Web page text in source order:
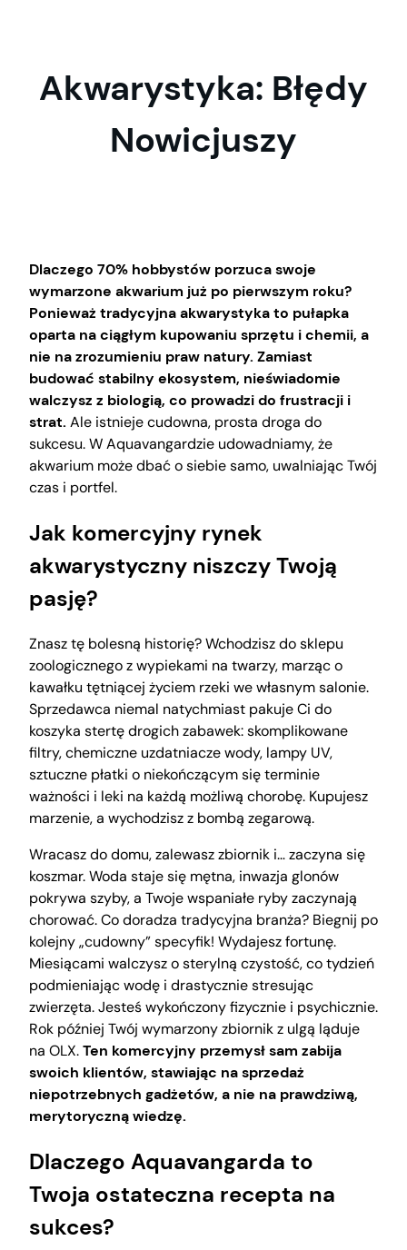
Akwarystyka: Błędy
Nowicjuszy
Dlaczego 70% hobbystów porzuca swoje
wymarzone akwarium już po pierwszym roku?
Ponieważ tradycyjna akwarystyka to pułapka
oparta na ciągłym kupowaniu sprzętu i chemii, a
nie na zrozumieniu praw natury. Zamiast
budować stabilny ekosystem, nieświadomie
walczysz z biologią, co prowadzi do frustracji i
strat. Ale istnieje cudowna, prosta droga do
sukcesu. W Aquavangardzie udowadniamy, że
akwarium może dbać o siebie samo, uwalniając Twój
czas i portfel.
Jak komercyjny rynek
akwarystyczny niszczy Twoją
pasję?
Znasz tę bolesną historię? Wchodzisz do sklepu
zoologicznego z wypiekami na twarzy, marząc o
kawałku tętniącej życiem rzeki we własnym salonie.
Sprzedawca niemal natychmiast pakuje Ci do
koszyka stertę drogich zabawek: skomplikowane
filtry, chemiczne uzdatniacze wody, lampy UV,
sztuczne płatki o niekończącym się terminie
ważności i leki na każdą możliwą chorobę. Kupujesz
marzenie, a wychodzisz z bombą zegarową.
Wracasz do domu, zalewasz zbiornik i… zaczyna się
koszmar. Woda staje się mętna, inwazja glonów
pokrywa szyby, a Twoje wspaniałe ryby zaczynają
chorować. Co doradza tradycyjna branża? Biegnij po
kolejny „cudowny” specyfik! Wydajesz fortunę.
Miesiącami walczysz o sterylną czystość, co tydzień
podmieniając wodę i drastycznie stresując
zwierzęta. Jesteś wykończony fizycznie i psychicznie.
Rok później Twój wymarzony zbiornik z ulgą ląduje
na OLX.Ten komercyjny przemysł sam zabija
swoich klientów, stawiając na sprzedaż
niepotrzebnych gadżetów, a nie na prawdziwą,
merytoryczną wiedzę.
Dlaczego Aquavangarda to
Twoja ostateczna recepta na
sukces?